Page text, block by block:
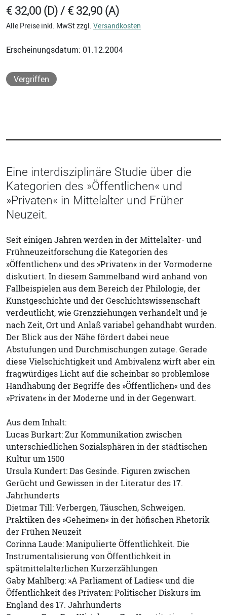
€ 32,00 (D) / € 32,90 (A)
Alle Preise inkl. MwSt zzgl. Versandkosten
Erscheinungsdatum: 01.12.2004
Vergriffen
Eine interdisziplinäre Studie über die
Kategorien des »Öffentlichen« und
»Privaten« in Mittelalter und Früher
Neuzeit.
Seit einigen Jahren werden in der Mittelalter- und
Frühneuzeitforschung die Kategorien des
»Öffentlichen« und des »Privaten« in der Vormoderne
diskutiert. In diesem Sammelband wird anhand von
Fallbeispielen aus dem Bereich der Philologie, der
Kunstgeschichte und der Geschichtswissenschaft
verdeutlicht, wie Grenzziehungen verhandelt und je
nach Zeit, Ort und Anlaß variabel gehandhabt wurden.
Der Blick aus der Nähe fördert dabei neue
Abstufungen und Durchmischungen zutage. Gerade
diese Vielschichtigkeit und Ambivalenz wirft aber ein
fragwürdiges Licht auf die scheinbar so problemlose
Handhabung der Begriffe des »Öffentlichen« und des
»Privaten« in der Moderne und in der Gegenwart.
Aus dem Inhalt:
Lucas Burkart: Zur Kommunikation zwischen
unterschiedlichen Sozialsphären in der städtischen
Kultur um 1500
Ursula Kundert: Das Gesinde. Figuren zwischen
Gerücht und Gewissen in der Literatur des 17.
Jahrhunderts
Dietmar Till: Verbergen, Täuschen, Schweigen.
Praktiken des »Geheimen« in der höfischen Rhetorik
der Frühen Neuzeit
Corinna Laude: Manipulierte Öffentlichkeit. Die
Instrumentalisierung von Öffentlichkeit in
spätmittelalterlichen Kurzerzählungen
Gaby Mahlberg: »A Parliament of Ladies« und die
Öffentlichkeit des Privaten: Politischer Diskurs im
England des 17. Jahrhunderts